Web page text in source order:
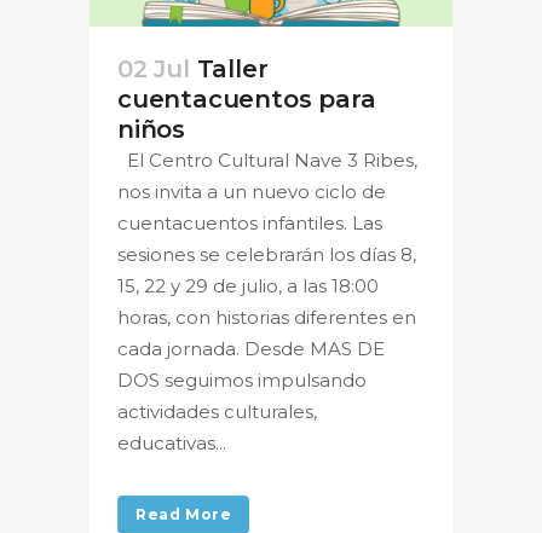
02 Jul Taller
cuentacuentos para
niños
El Centro Cultural Nave 3 Ribes,
nos invita a un nuevo ciclo de
cuentacuentos infantiles. Las
sesiones se celebrarán los días 8,
15, 22 y 29 de julio, a las 18:00
horas, con historias diferentes en
cada jornada. Desde MAS DE
DOS seguimos impulsando
actividades culturales,
educativas...
Read More